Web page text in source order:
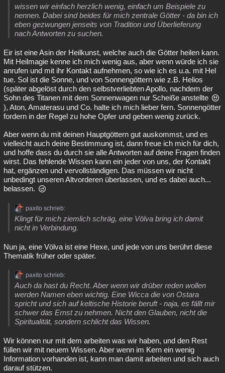
wissen wir einfach herzlich wenig, einfach um Beispiele zu
nennen. Dabei sind beides für mich zentrale Götter - da bin ich
eben gezwungen jenseits von Tradition und Überlieferung
nach Antworten zu suchen.
Eir ist eine Asin der Heilkunst, welche auch die Götter heilen kann.
Mit Heilmagie kenne ich mich wenig aus, aber wenn würde ich sie
anrufen und mit ihr Kontakt aufnehmen, so wie ich es u.a. mit Hel
tue. Sol ist die Sonne, und von Sonnengöttern wie z.B. Helios
(später abgelöst durch den selbstverliebten Apollo, nachdem der
Sohn des Titanen mit dem Sonnenwagen nur Scheiße anstellte
), Aton, Amaterasu und Co. halte ich mich lieber fern. Sonnengötter
fordern in der Regel zu hohe Opfer und geben wenig zurück.
Aber wenn du mit deinen Hauptgöttern gut auskommst, und es
vielleicht auch deine Bestimmung ist, dann freue ich mich für dich,
und hoffe dass du durch sie alle Antworten auf deine Fragen finden
wirst. Das fehlende Wissen kann ein jeder von uns, der Kontakt
hat, ergänzen und vervollständigen. Das müssen wir nicht
unbedingt unseren Altvorderen überlassen, und es dabei auch...
belassen.
paxito schrieb:
Klingt für mich ziemlich schräg, eine Völva bring ich damit
nicht in Verbindung.
Nun ja, eine Völva ist eine Hexe, und jede von uns berührt diese
Thematik früher oder später.
paxito schrieb:
Auch da hast du Recht. Aber wenn wir drüber reden wollen
werden Namen eben wichtig. Eine Wicca die von Ostara
spricht und sich auf keltische Historie beruft - naja, es fällt mir
schwer das Ernst zu nehmen. Nicht den Glauben, nicht die
Spiritualität, sondern schlicht das Wissen.
Wir können nur mit dem arbeiten was wir haben, und den Rest
füllen wir mit neuem Wissen. Aber wenn im Kern ein wenig
Information vorhanden ist, kann man damit arbeiten und sich auch
darauf stützen.